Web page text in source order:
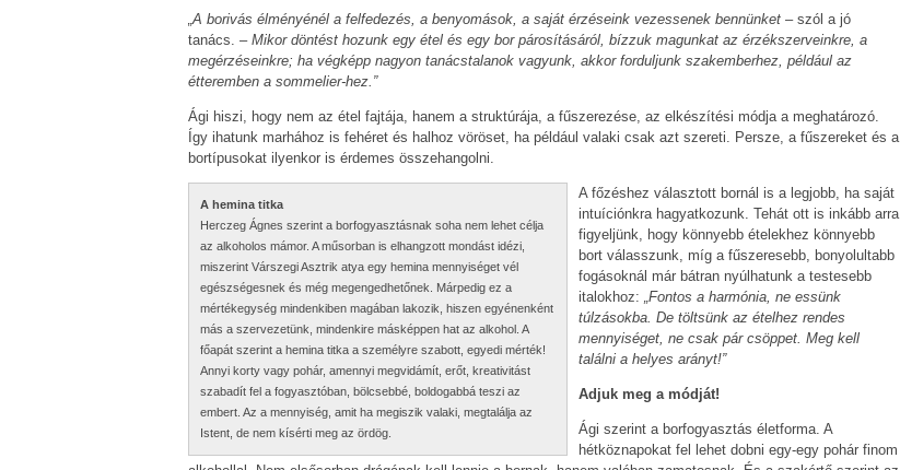
„A borivás élményénél a felfedezés, a benyomások, a saját érzéseink vezessenek bennünket – szól a jó
tanács. – Mikor döntést hozunk egy étel és egy bor párosításáról, bízzuk magunkat az érzékszerveinkre, a
megérzéseinkre; ha végképp nagyon tanácstalanok vagyunk, akkor forduljunk szakemberhez, például az
étteremben a sommelier-hez.”
Ági hiszi, hogy nem az étel fajtája, hanem a struktúrája, a fűszerezése, az elkészítési módja a meghatározó.
Így ihatunk marhához is fehéret és halhoz vöröset, ha például valaki csak azt szereti. Persze, a fűszereket és a
bortípusokat ilyenkor is érdemes összehangolni.
A hemina titka
Herczeg Ágnes szerint a borfogyasztásnak soha nem lehet célja
az alkoholos mámor. A műsorban is elhangzott mondást idézi,
miszerint Várszegi Asztrik atya egy hemina mennyiséget vél
egészségesnek és még megengedhetőnek. Márpedig ez a
mértékegység mindenkiben magában lakozik, hiszen egyénenként
más a szervezetünk, mindenkire másképpen hat az alkohol. A
főapát szerint a hemina titka a személyre szabott, egyedi mérték!
Annyi korty vagy pohár, amennyi megvidámít, erőt, kreativitást
szabadít fel a fogyasztóban, bölcsebbé, boldogabbá teszi az
embert. Az a mennyiség, amit ha megiszik valaki, megtalálja az
Istent, de nem kísérti meg az ördög.
A főzéshez választott bornál is a legjobb, ha saját
intuíciónkra hagyatkozunk. Tehát ott is inkább arra
figyeljünk, hogy könnyebb ételekhez könnyebb
bort válasszunk, míg a fűszeresebb, bonyolultabb
fogásoknál már bátran nyúlhatunk a testesebb
italokhoz: „Fontos a harmónia, ne essünk
túlzásokba. De töltsünk az ételhez rendes
mennyiséget, ne csak pár csöppet. Meg kell
találni a helyes arányt!”
Adjuk meg a módját!
Ági szerint a borfogyasztás életforma. A
hétköznapokat fel lehet dobni egy-egy pohár finom